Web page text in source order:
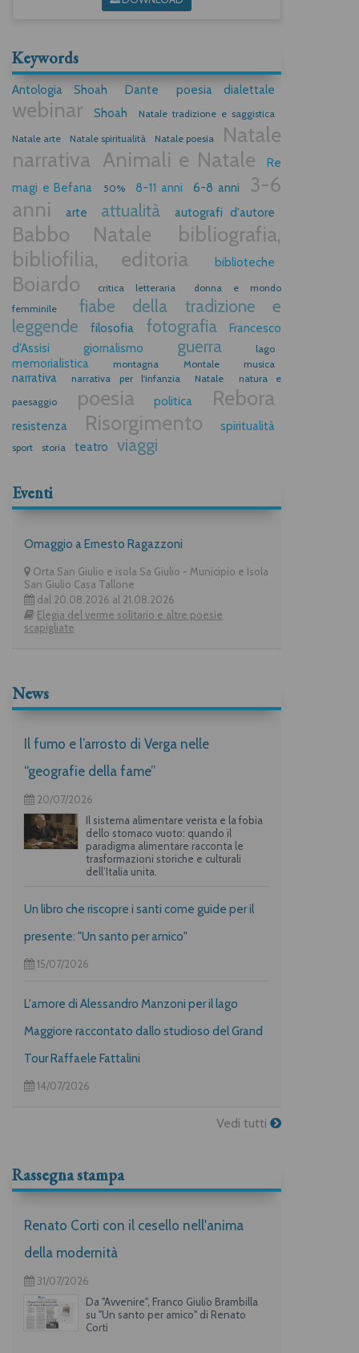
Keywords
Antologia Shoah Dante poesia dialettale
webinar Shoah Natale tradizione e saggistica
Natale arte Natale spiritualità Natale poesia
Natale
narrativa Animali e Natale
Re
magi e Befana
50% 8-11 anni 6-8 anni
3-6
anni
arte attualità autografi d'autore
Babbo Natale
bibliografia,
bibliofilia, editoria
biblioteche
Boiardo critica letteraria
donna e mondo
femminile
fiabe della tradizione e
leggende
filosofia fotografia
Francesco
d'Assisi
giornalismo guerra lago
memorialistica montagna Montale musica
narrativa narrativa per l'infanzia Natale
natura e
paesaggio
poesia politica Rebora
resistenza Risorgimento spiritualità
sport storia teatro viaggi
Eventi
Omaggio a Ernesto Ragazzoni
Orta San Giulio e isola Sa Giulio - Municipio e Isola
San Giulio Casa Tallone
dal 20.08.2026 al 21.08.2026
Elegia del verme solitario e altre poesie
scapigliate
News
Il fumo e l’arrosto di Verga nelle
“geografie della fame”
20/07/2026
Il sistema alimentare verista e la fobia
dello stomaco vuoto: quando il
paradigma alimentare racconta le
trasformazioni storiche e culturali
dell’Italia unita.
Un libro che riscopre i santi come guide per il
presente: "Un santo per amico"
15/07/2026
L'amore di Alessandro Manzoni per il lago
Maggiore raccontato dallo studioso del Grand
Tour Raffaele Fattalini
14/07/2026
Vedi tutti
Rassegna stampa
Renato Corti con il cesello nell'anima
della modernità
31/07/2026
Da "Avvenire", Franco Giulio Brambilla
su "Un santo per amico" di Renato
Corti